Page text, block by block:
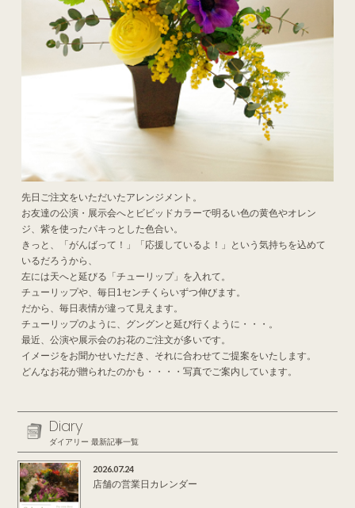
先日ご注文をいただいたアレンジメント。
お友達の公演・展示会へとビビッドカラーで明るい色の黄色やオレン
ジ、紫を使ったパキっとした色合い。
きっと、「がんばって！」「応援しているよ！」という気持ちを込めて
いるだろうから、
左には天へと延びる「チューリップ」を入れて。
チューリップや、毎日1センチくらいずつ伸びます。
だから、毎日表情が違って見えます。
チューリップのように、グングンと延び行くように・・・。
最近、公演や展示会のお花のご注文が多いです。
イメージをお聞かせいただき、それに合わせてご提案をいたします。
どんなお花が贈られたのかも・・・・写真でご案内しています。
Diary
ダイアリー 最新記事一覧
2026.07.24
店舗の営業日カレンダー